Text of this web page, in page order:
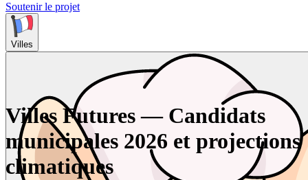
Soutenir le projet
Villes
Villes Futures — Candidats
municipales 2026 et projections
climatiques